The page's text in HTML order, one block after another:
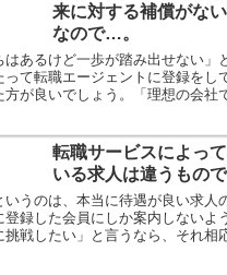
来に対する補償がな
なので…。
はあるけど一歩が踏み出せない」
て転職エージェントに登録をし
が良いでしょう。「理想の会社
転職サービスによっ
いる求人は違うもの
うのは、本当に待遇が良い求人
録した会員にしか案内しないよ
戦したい」と言うなら、それ相